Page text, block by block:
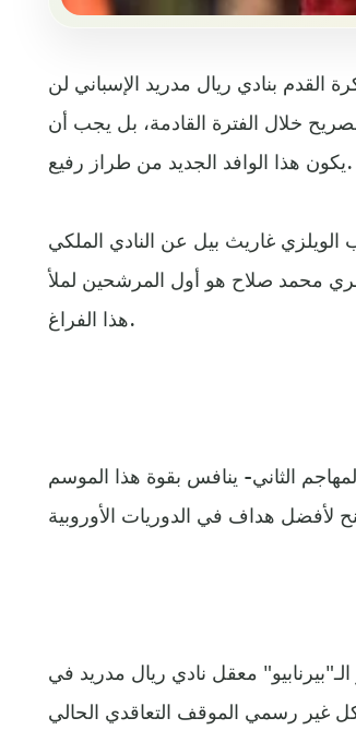
القدم بنادي ريال مدريد الإسباني لن
خلال الفترة القادمة، بل يجب أن
يكون هذا الوافد الجديد من طراز رفيع.
الويلزي غاريث بيل عن النادي الملكي
محمد صلاح هو أول المرشحين لملأ
هذا الفراغ.
الثاني- ينافس بقوة هذا الموسم
معقل نادي ريال مدريد في
غير رسمي الموقف التعاقدي الحالي